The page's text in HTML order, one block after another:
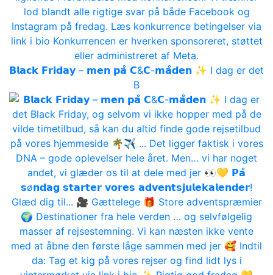
𝗕𝗹𝗮𝗰𝗸 𝗙𝗿𝗶𝗱𝗮𝘆 – 𝗺𝗲𝗻 𝗽𝗮̊ 𝗖&𝗖-𝗺𝗮̊𝗱𝗲𝗻 ✨ I dag er det
B